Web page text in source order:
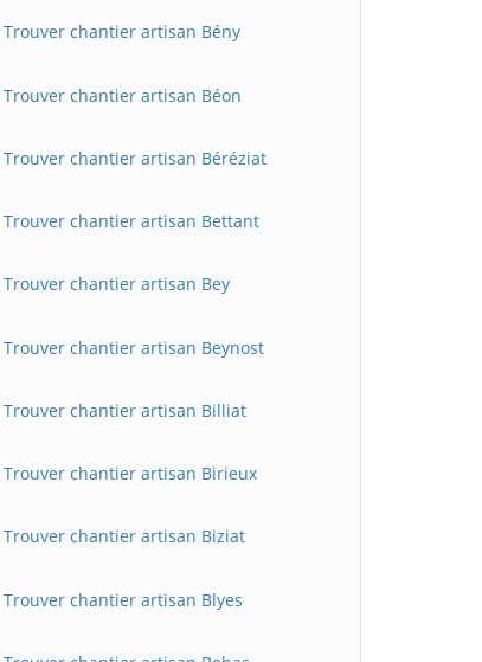
Trouver chantier artisan Bény
Trouver chantier artisan Béon
Trouver chantier artisan Béréziat
Trouver chantier artisan Bettant
Trouver chantier artisan Bey
Trouver chantier artisan Beynost
Trouver chantier artisan Billiat
Trouver chantier artisan Birieux
Trouver chantier artisan Biziat
Trouver chantier artisan Blyes